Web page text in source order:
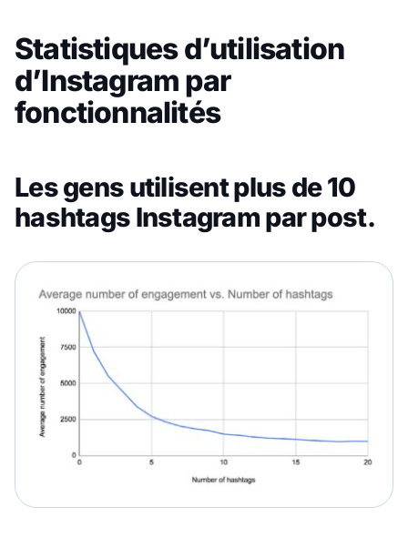
Statistiques d’utilisation
d’Instagram par
fonctionnalités
Les gens utilisent plus de 10
hashtags Instagram par post.